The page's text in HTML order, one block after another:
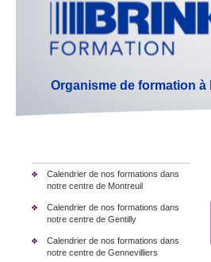
Organisme de formation
Calendrier de nos formations dans
notre centre de Montreuil
Calendrier de nos formations dans
notre centre de Gentilly
Calendrier de nos formations dans
notre centre de Gennevilliers